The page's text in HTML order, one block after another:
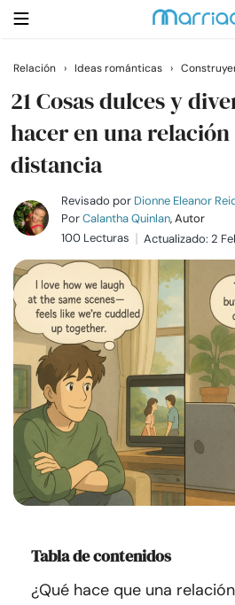
Buscar
Casarse
Relaciones
Familia
Ayuda
Cursos
Recursos
Comunidad
Idioma
Relación › Ideas románticas ›
21 Cosas dulces y
hacer en una
distancia
Revisado por Dionne Eleanor
PorCalantha Quinlan, Autor
100 Lecturas
Actualizado: 2
Tabla de contenidos
¿Qué hace que una